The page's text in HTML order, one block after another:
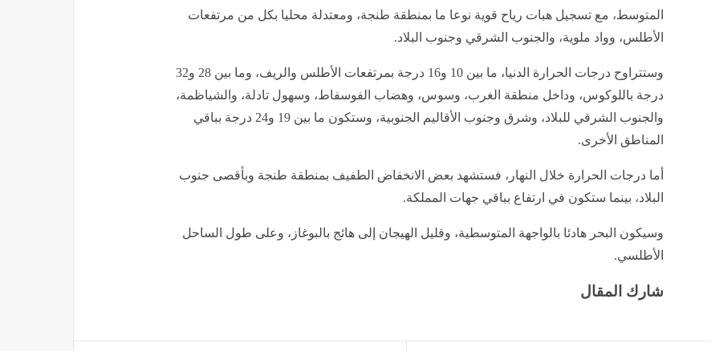
المتوسط، مع تسجيل هبات رياح قوية نوعا ما بمنطقة طنجة، ومعتدلة محليا بكل من مرتفعات
الأطلس، وواد ملوية، والجنوب الشرقي وجنوب البلاد.
وستتراوح درجات الحرارة الدنيا، ما بين 10 و16 درجة بمرتفعات الأطلس والريف، وما بين 28 و32
درجة باللوكوس، وداخل منطقة الغرب، وسوس، وهضاب الفوسفاط، وسهول تادلة، والشياظمة،
والجنوب الشرقي للبلاد، وشرق وجنوب الأقاليم الجنوبية، وستكون ما بين 19 و24 درجة بباقي
المناطق الأخرى.
أما درجات الحرارة خلال النهار، فستشهد بعض الانخفاض الطفيف بمنطقة طنجة وبأقصى جنوب
البلاد، بينما ستكون في ارتفاع بباقي جهات المملكة.
وسيكون البحر هادئا بالواجهة المتوسطية، وقليل الهيجان إلى هائج بالبوغاز، وعلى طول الساحل
الأطلسي.
شارك المقال